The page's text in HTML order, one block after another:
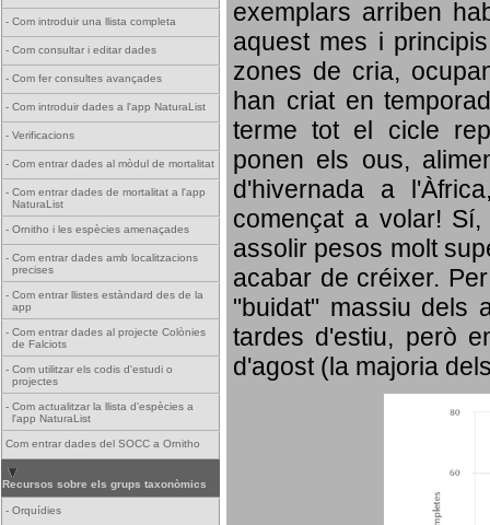
- Com introduir una llista completa
- Com consultar i editar dades
- Com fer consultes avançades
- Com introduir dades a l'app NaturaList
- Verificacions
- Com entrar dades al mòdul de mortalitat
- Com entrar dades de mortalitat a l'app
NaturaList
- Ornitho i les espècies amenaçades
- Com entrar dades amb localitzacions
precises
- Com entrar llistes estàndard des de la
app
- Com entrar dades al projecte Colònies
de Falciots
- Com utilitzar els codis d'estudi o
projectes
- Com actualitzar la llista d'espècies a
l'app NaturaList
Com entrar dades del SOCC a Ornitho
Recursos sobre els grups taxonòmics
- Orquídies
exemplars arriben
aquest mes i
zones de cria,
han criat en
terme tot el cicle
ponen els ous,
d'hivernada a
començat a volar!
assolir pesos molt
acabar de créixer.
"buidat" massiu dels
tardes d'estiu, però
d'agost (la majoria